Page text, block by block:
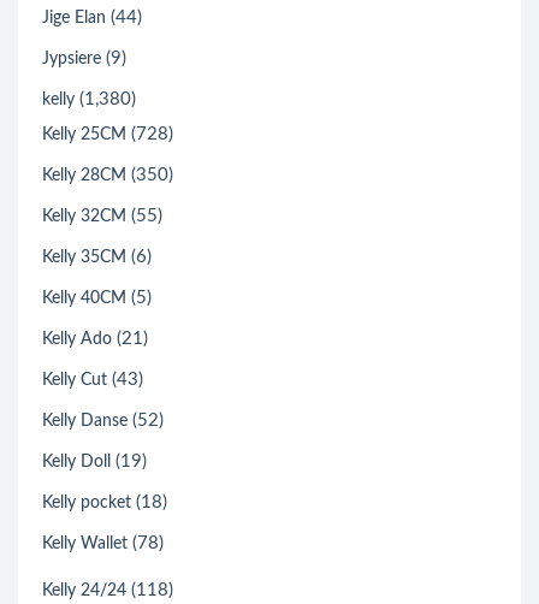
Jige Elan (44)
Jypsiere (9)
kelly (1,380)
Kelly 25CM (728)
Kelly 28CM (350)
Kelly 32CM (55)
Kelly 35CM (6)
Kelly 40CM (5)
Kelly Ado (21)
Kelly Cut (43)
Kelly Danse (52)
Kelly Doll (19)
Kelly pocket (18)
Kelly Wallet (78)
Kelly 24/24 (118)